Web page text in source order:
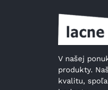
V našej
produkty.
kvalitu,